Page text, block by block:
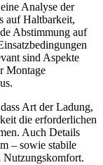
Analyse der
auf Haltbarkeit,
Abstimmung auf
sind Aspekte
Montage
Art der Ladung,
die erforderlichen
Auch Details
– sowie stabile
Nutzungskomfort.